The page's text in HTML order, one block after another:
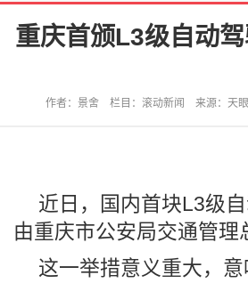
重庆首颁L3级自动
作者：景舍 栏目：滚动新闻 来源：天
近日，国内首块L3级
由重庆市公安局交通管理
这一举措意义重大，